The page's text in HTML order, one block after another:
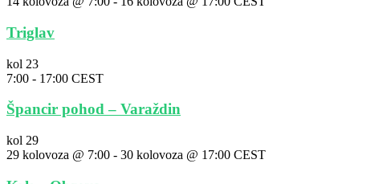
Triglav
kol 23
7:00 - 17:00 CEST
Špancir pohod – Varaždin
kol 29
29 kolovoza @ 7:00 - 30 kolovoza @ 17:00 CEST